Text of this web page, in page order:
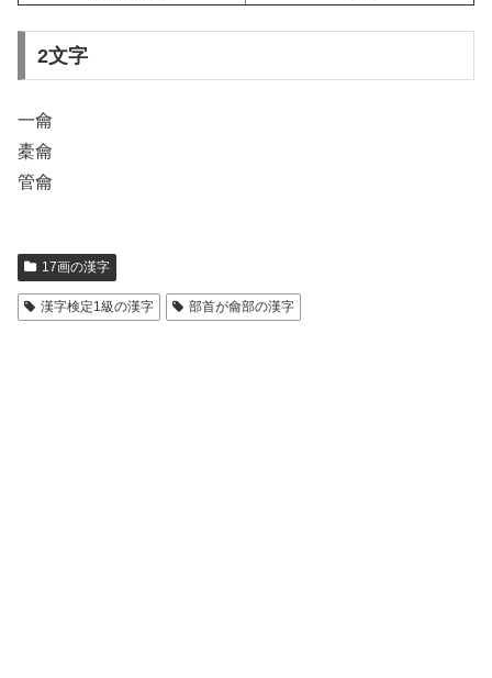
2文字
一龠
橐龠
管龠
17画の漢字
漢字検定1級の漢字 部首が龠部の漢字